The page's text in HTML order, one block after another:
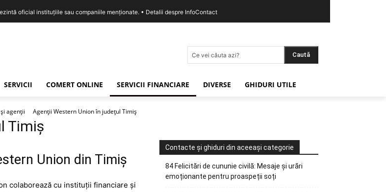
oficial instituțiile sau companiile menționate. • Detalii despre InfoContact
Ce vei căuta azi? Caută
SERVICII COMERT ONLINE SERVICII FINANCIARE DIVERSE GHIDURI UTILE
agenții Agenții Western Union în județul Timiș
Timiș
Union din Timiș
colaborează cu instituții financiare și
Contacte și ghiduri din aceeași categorie
84 Felicitări de cununie civilă: Mesaje și urări
emoționante pentru proaspeții soți